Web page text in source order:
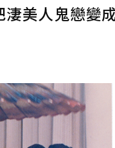
美人鬼戀變